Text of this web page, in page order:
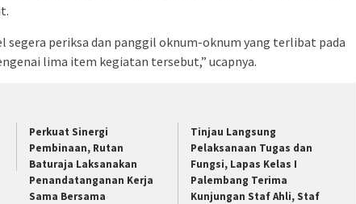
segera periksa dan panggil oknum-oknum yang terlibat pada
lima item kegiatan tersebut,” ucapnya.
Perkuat Sinergi
Pembinaan, Rutan
Baturaja Laksanakan
Penandatanganan Kerja
Sama Bersama
Tinjau Langsung
Pelaksanaan Tugas dan
Fungsi, Lapas Kelas I
Palembang Terima
Kunjungan Staf Ahli, Staf